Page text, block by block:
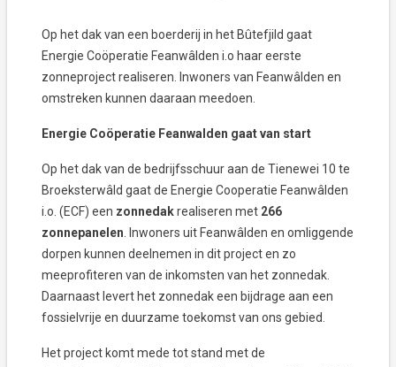
Op het dak van een boerderij in het Bûtefjild gaat
Energie Coöperatie Feanwâlden i.o haar eerste
zonneproject realiseren. Inwoners van Feanwâlden en
omstreken kunnen daaraan meedoen.
Energie Coöperatie Feanwalden gaat van start
Op het dak van de bedrijfsschuur aan de Tienewei 10 te
Broeksterwâld gaat de Energie Cooperatie Feanwâlden
i.o. (ECF) een zonnedakrealiseren met 266
zonnepanelen. Inwoners uit Feanwâlden en omliggende
dorpen kunnen deelnemen in dit project en zo
meeprofiteren van de inkomsten van het zonnedak.
Daarnaast levert het zonnedak een bijdrage aan een
fossielvrije en duurzame toekomst van ons gebied.
Het project komt mede tot stand met de